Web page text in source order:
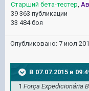
Старший бета-тестер,
39 363 публикации
33 484 боя
Опубликовано: 7 июл
В 07.07.2015 в
1 Força Expedicionária